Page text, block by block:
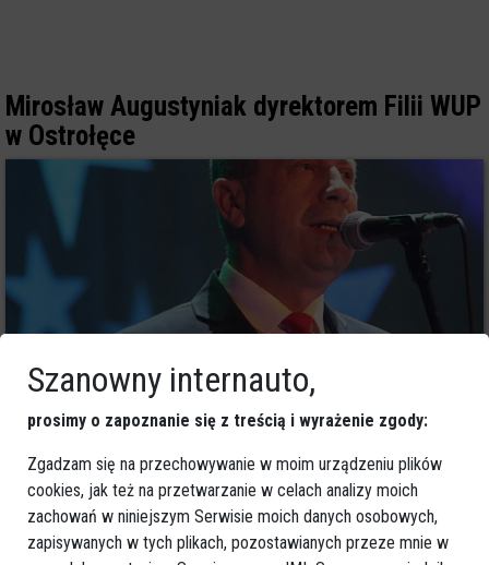
Mirosław Augustyniak dyrektorem Filii WUP
w Ostrołęce
Ostrołęka
2020-10-12 19:56
Dyspozytornia karetek w Ostrołęce do
likwidacji. Zdaniem samorządowców to
Szanowny internauto,
prosimy o zapoznanie się z treścią i wyrażenie zgody:
Zgadzam się na przechowywanie w moim urządzeniu plików
cookies, jak też na przetwarzanie w celach analizy moich
zachowań w niniejszym Serwisie moich danych osobowych,
zapisywanych w tych plikach, pozostawianych przeze mnie w